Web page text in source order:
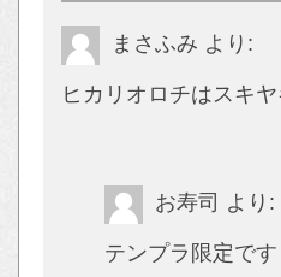
まさふみ より:
ヒカリオロチはスキ
お寿司 より:
テンプラ限定です